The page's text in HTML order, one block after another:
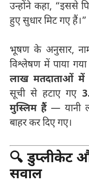
उन्होंने कहा, “इससे
हुए सुधार मिट गए हैं।”
भूषण के अनुसार,
विश्लेषण में पाया
लाख मतदाताओं में
सूची से हटाए गए
मुस्लिम हैं— यानी
बाहर कर दिए गए।
🔍 डुप्लीकेट और
सवाल